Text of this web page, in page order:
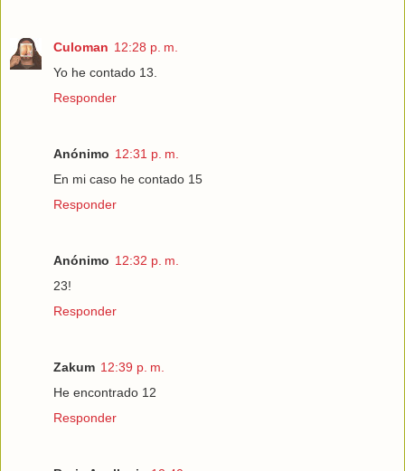
Culoman 12:28 p. m.
Yo he contado 13.
Responder
Anónimo 12:31 p. m.
En mi caso he contado 15
Responder
Anónimo 12:32 p. m.
23!
Responder
Zakum 12:39 p. m.
He encontrado 12
Responder